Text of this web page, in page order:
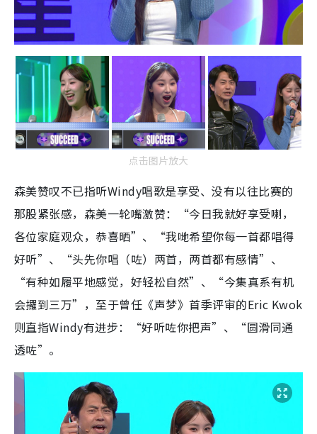
点击图片放大
森美赞叹不已指听Windy唱歌是享受、没有以往比赛的
那股紧张感，森美一轮嘴激赞：“今日我就好享受喇，
各位家庭观众，恭喜晒”、“我哋希望你每一首都唱得
好听”、“头先你唱（咗）两首，两首都有感情”、
“有种如履平地感觉，好轻松自然”、“今集真系有机
会攞到三万”，至于曾任《声梦》首季评审的Eric Kwok
则直指Windy有进步：“好听咗你把声”、“圆滑同通
透咗”。